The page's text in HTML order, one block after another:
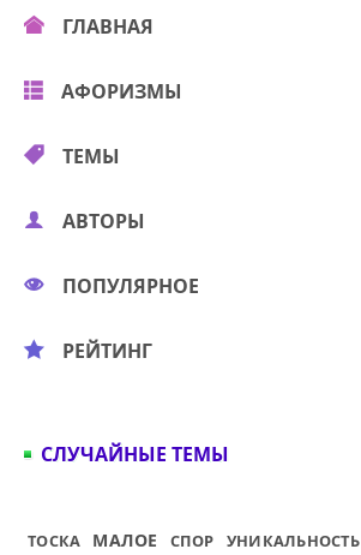
ГЛАВНАЯ
АФОРИЗМЫ
ТЕМЫ
АВТОРЫ
ПОПУЛЯРНОЕ
РЕЙТИНГ
СЛУЧАЙНЫЕ ТЕМЫ
ТОСКА МАЛОЕ СПОР УНИКАЛЬНОСТЬ